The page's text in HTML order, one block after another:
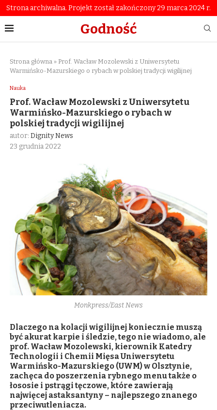
Strona archiwalna. Projekt został zakończony 29 marca 2024 r.
Godność
Strona główna » Prof. Wacław Mozolewski z Uniwersytetu
Warmińsko-Mazurskiego o rybach w polskiej tradycji wigilijnej
Nauka
Prof. Wacław Mozolewski z Uniwersytetu
Warmińsko-Mazurskiego o rybach w
polskiej tradycji wigilijnej
autor: Dignity News
23 grudnia 2022
Monkpress/East News
Dlaczego na kolacji wigilijnej koniecznie muszą
być akurat karpie i śledzie, tego nie wiadomo, ale
prof. Wacław Mozolewski, kierownik Katedry
Technologii i Chemii Mięsa Uniwersytetu
Warmińsko-Mazurskiego (UWM) w Olsztynie,
zachęca do poszerzenia rybnego menu także o
łososie i pstrągi tęczowe, które zawierają
najwięcej astaksantyny – najlepszego znanego
przeciwutleniacza.